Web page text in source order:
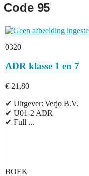
Code 95
0320
ADR klasse 1 en 7
€ 21,80
✔ Uitgever: Verjo B.V.
✔ U01-2 ADR
✔ Full ...
BOEK